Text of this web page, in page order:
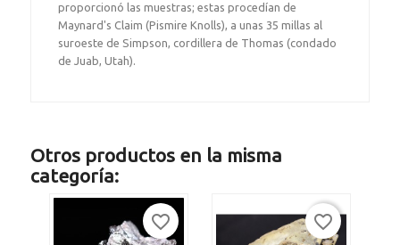
proporcionó las muestras; estas procedían de
Maynard's Claim (Pismire Knolls), a unas 35 millas al
suroeste de Simpson, cordillera de Thomas (condado
de Juab, Utah).
Otros productos en la misma
categoría:
favorite_border favorite_border